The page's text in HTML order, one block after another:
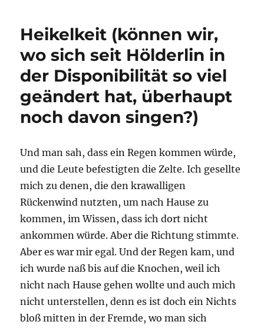
Heikelkeit (können wir,
wo sich seit Hölderlin in
der Disponibilität so viel
geändert hat, überhaupt
noch davon singen?)
Und man sah, dass ein Regen kommen würde,
und die Leute befestigten die Zelte. Ich gesellte
mich zu denen, die den krawalligen
Rückenwind nutzten, um nach Hause zu
kommen, im Wissen, dass ich dort nicht
ankommen würde. Aber die Richtung stimmte.
Aber es war mir egal. Und der Regen kam, und
ich wurde naß bis auf die Knochen, weil ich
nicht nach Hause gehen wollte und auch mich
nicht unterstellen, denn es ist doch ein Nichts
bloß mitten in der Fremde, wo man sich